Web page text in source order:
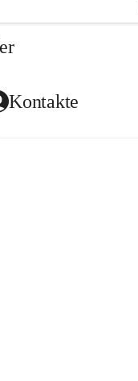
Kontakte